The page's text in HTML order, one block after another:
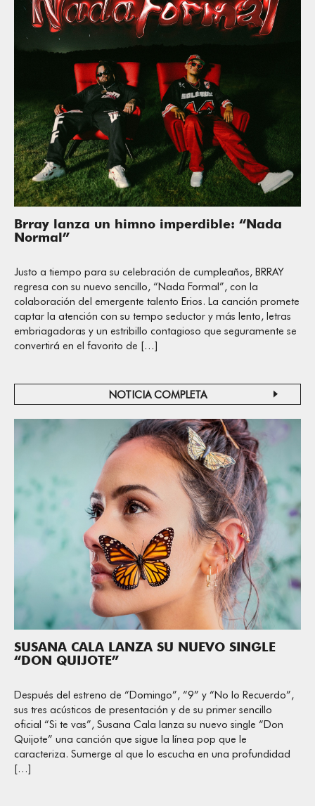
Brray lanza un himno imperdible: “Nada
Normal”
Justo a tiempo para su celebración de cumpleaños, BRRAY
regresa con su nuevo sencillo, “Nada Formal”, con la
colaboración del emergente talento Erios. La canción promete
captar la atención con su tempo seductor y más lento, letras
embriagadoras y un estribillo contagioso que seguramente se
convertirá en el favorito de […]
NOTICIA COMPLETA
SUSANA CALA LANZA SU NUEVO SINGLE
“DON QUIJOTE”
Después del estreno de “Domingo”, “9” y “No lo Recuerdo”,
sus tres acústicos de presentación y de su primer sencillo
oficial “Si te vas”, Susana Cala lanza su nuevo single “Don
Quijote” una canción que sigue la línea pop que le
caracteriza. Sumerge al que lo escucha en una profundidad
[…]